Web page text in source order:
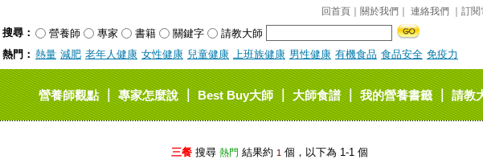
回首頁 關於我們 連絡我們 訂閱
搜尋： 營養師 專家 書籍 關鍵字
請教大師
熱門： 熱量 減肥 老年人健康 女性健康 兒童健康 上班族健康 男性健康 有機食品 食品安全 免疫力
營養師觀點｜專家怎麼說｜Best Buy大師｜大師食譜｜我的營養書籤｜請教
三餐搜尋 熱門 結果約 1個，以下為 1-1 個